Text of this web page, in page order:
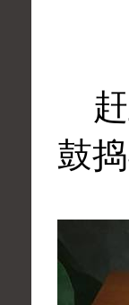
赶
鼓